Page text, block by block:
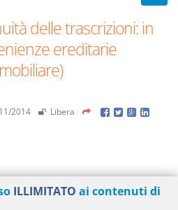
delle trascrizioni: in
ereditarie
2014 Libera
ILLIMITATO ai contenuti di